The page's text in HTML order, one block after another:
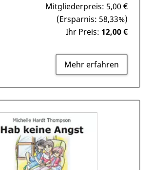
Mitgliederpreis: 5,00 €
(Ersparnis: 58,33%)
Ihr Preis: 12,00 €
Mehr erfahren